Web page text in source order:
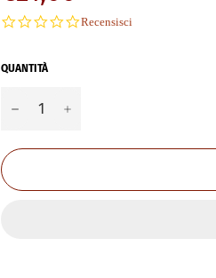
di
listino
0.0
Recensisci
QUANTITÀ
− +